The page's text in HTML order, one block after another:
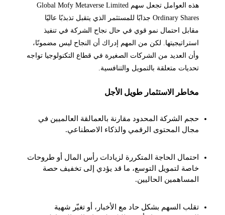
هذه العوامل تجعل سهم Global Mofy Metaverse Limited
Ordinary Shares جذابًا للمستثمر الذي يتقبل تذبذبًا عاليًا
مقابل احتمال نمو قوي في حال نجاح الشركة في تنفيذ
استراتيجيتها. لكن من المهم إدراك أن النجاح ليس مضمونًا،
وأن العديد من الشركات الصغيرة في قطاع التكنولوجيا تواجه
تحديات متعلقة بالتمويل والتنافسية.
مخاطر الاستثمار طويل الأجل
حجم الشركة المحدود مقارنة بالعمالقة العالميين في
مجال المحتوى الرقمي والذكاء الاصطناعي.
احتمال الحاجة المتكررة لزيادات رأس المال أو طروحات
خاصة لتمويل التوسع، ما قد يؤدي إلى تخفيف حصة
المساهمين الحاليين.
تقلب السهم بشكل حاد مع الأخبار، أو تغيّر شهية